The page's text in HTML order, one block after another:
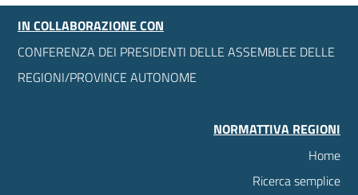
IN COLLABORAZIONE CON
CONFERENZA DEI PRESIDENTI DELLE ASSEMBLEE DELLE
REGIONI/PROVINCE AUTONOME
NORMATTIVA REGIONI
Home
Ricerca semplice